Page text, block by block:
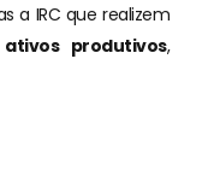
a IRC que realizem
produtivos,